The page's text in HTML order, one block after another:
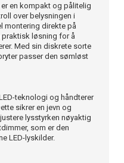
en kompakt og pålitelig
over belysningen i
montering direkte på
praktisk løsning for å
Med sin diskrete sorte
passer den sømløst
teknologi og håndterer
sikrer en jevn og
lysstyrken nøyaktig
som er den
LED-lyskilder.